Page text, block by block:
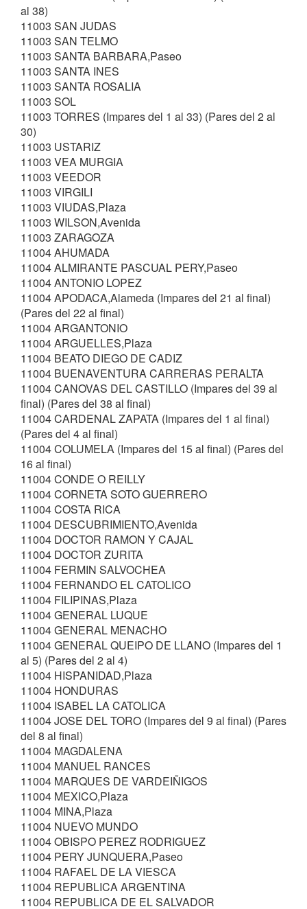
al 38)
11003 SAN JUDAS
11003 SAN TELMO
11003 SANTA BARBARA,Paseo
11003 SANTA INES
11003 SANTA ROSALIA
11003 SOL
11003 TORRES (Impares del 1 al 33) (Pares del 2 al
30)
11003 USTARIZ
11003 VEA MURGIA
11003 VEEDOR
11003 VIRGILI
11003 VIUDAS,Plaza
11003 WILSON,Avenida
11003 ZARAGOZA
11004 AHUMADA
11004 ALMIRANTE PASCUAL PERY,Paseo
11004 ANTONIO LOPEZ
11004 APODACA,Alameda (Impares del 21 al final)
(Pares del 22 al final)
11004 ARGANTONIO
11004 ARGUELLES,Plaza
11004 BEATO DIEGO DE CADIZ
11004 BUENAVENTURA CARRERAS PERALTA
11004 CANOVAS DEL CASTILLO (Impares del 39 al
final) (Pares del 38 al final)
11004 CARDENAL ZAPATA (Impares del 1 al final)
(Pares del 4 al final)
11004 COLUMELA (Impares del 15 al final) (Pares del
16 al final)
11004 CONDE O REILLY
11004 CORNETA SOTO GUERRERO
11004 COSTA RICA
11004 DESCUBRIMIENTO,Avenida
11004 DOCTOR RAMON Y CAJAL
11004 DOCTOR ZURITA
11004 FERMIN SALVOCHEA
11004 FERNANDO EL CATOLICO
11004 FILIPINAS,Plaza
11004 GENERAL LUQUE
11004 GENERAL MENACHO
11004 GENERAL QUEIPO DE LLANO (Impares del 1
al 5) (Pares del 2 al 4)
11004 HISPANIDAD,Plaza
11004 HONDURAS
11004 ISABEL LA CATOLICA
11004 JOSE DEL TORO (Impares del 9 al final) (Pares
del 8 al final)
11004 MAGDALENA
11004 MANUEL RANCES
11004 MARQUES DE VARDEIÑIGOS
11004 MEXICO,Plaza
11004 MINA,Plaza
11004 NUEVO MUNDO
11004 OBISPO PEREZ RODRIGUEZ
11004 PERY JUNQUERA,Paseo
11004 RAFAEL DE LA VIESCA
11004 REPUBLICA ARGENTINA
11004 REPUBLICA DE EL SALVADOR